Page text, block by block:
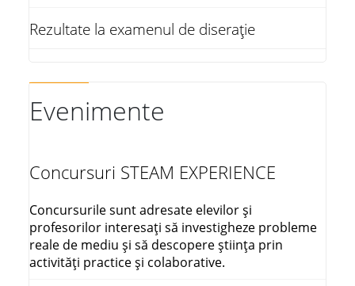
Rezultate la examenul de diserație
Evenimente
Concursuri STEAM EXPERIENCE
Concursurile sunt adresate elevilor și
profesorilor interesați să investigheze probleme
reale de mediu și să descopere știința prin
activități practice și colaborative.